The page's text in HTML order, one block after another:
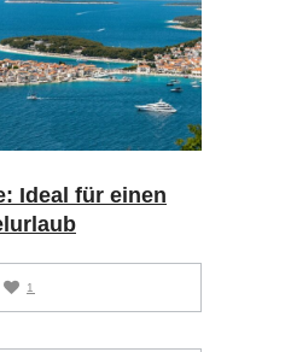
Ideal für einen
1